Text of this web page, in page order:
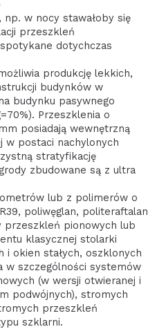
w nocy stawałoby się
przeszkleń
dotychczas
produkcję lekkich,
budynków w
budynku pasywnego
Przeszklenia o
posiadają wewnętrzną
w postaci nachylonych
stratyfikację
zbudowane są z ultra
lub z polimerów o
poliwęglan, politeraftalan
przeszkleń pionowych lub
klasycznej stolarki
i okien stałych, oszklonych
w szczególności systemów
(w wersji otwieranej i
podwójnych), stromych
przeszkleń
szklarni.